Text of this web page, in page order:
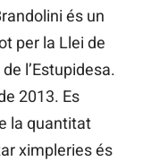
és un
per la Llei de
l’Estupidesa.
2013. Es
la quantitat
ximpleries és